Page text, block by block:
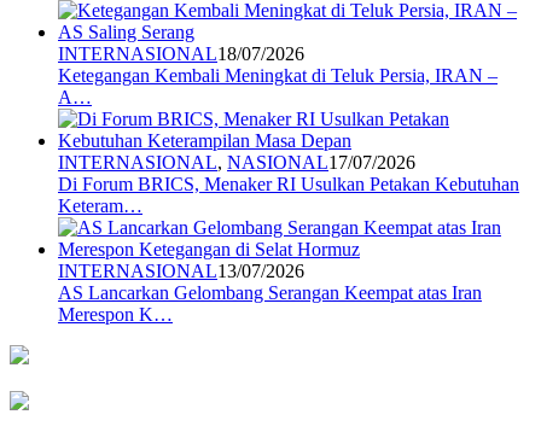
INTERNASIONAL18/07/2026
Ketegangan Kembali Meningkat di Teluk Persia, IRAN –
A…
INTERNASIONAL, NASIONAL17/07/2026
Di Forum BRICS, Menaker RI Usulkan Petakan Kebutuhan
Keteram…
INTERNASIONAL13/07/2026
AS Lancarkan Gelombang Serangan Keempat atas Iran
Merespon K…